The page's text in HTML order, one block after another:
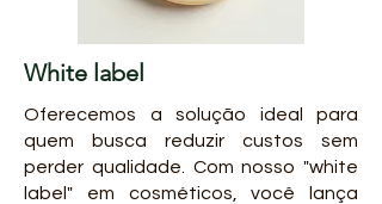
White label
Oferecemos a solução ideal para
quem busca reduzir custos sem
perder qualidade. Com nosso "white
label" em cosméticos, você lança